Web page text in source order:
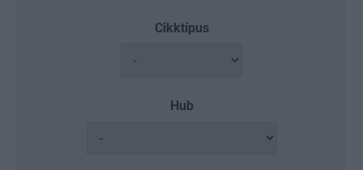
Cikktípus
Hub